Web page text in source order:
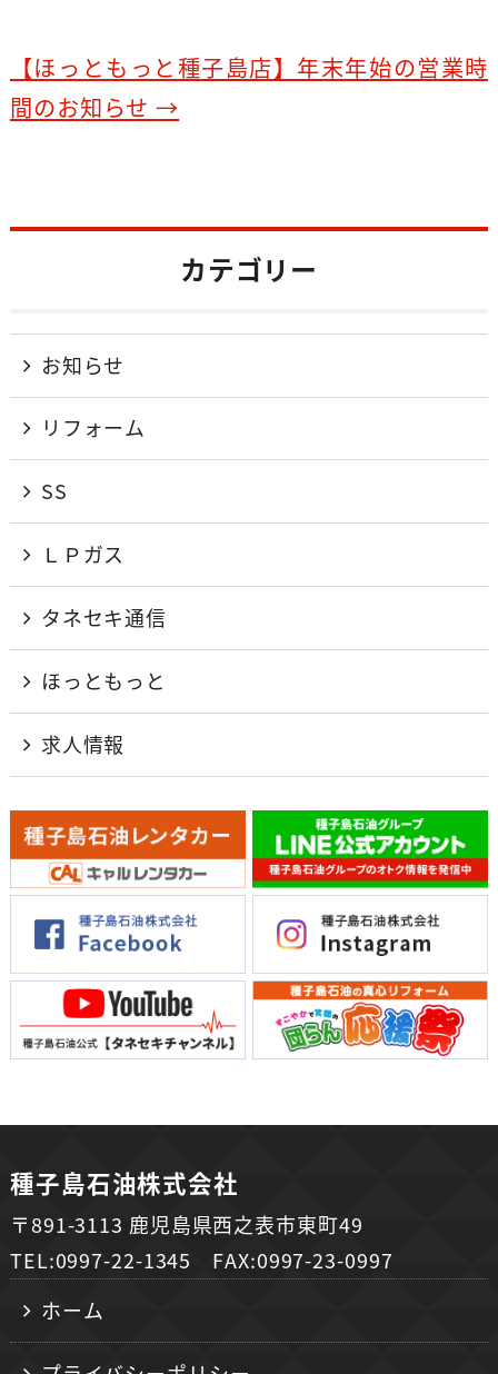
o
k
【ほっともっと種子島店】年末年始の営業時
間のお知らせ→
カテゴリー
お知らせ
リフォーム
SS
ＬＰガス
タネセキ通信
ほっともっと
求人情報
種子島石油株式会社
〒891-3113 鹿児島県西之表市東町49
TEL:0997-22-1345 FAX:0997-23-0997
ホーム